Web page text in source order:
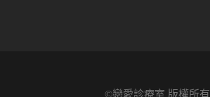
©戀愛診療室 版權所有